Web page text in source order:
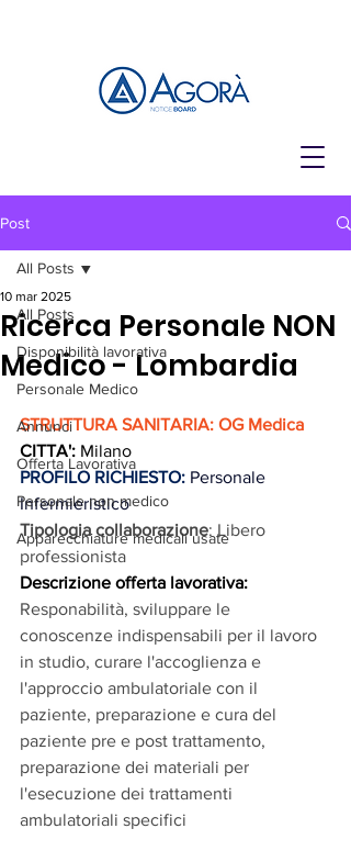
Post
All Posts
Disponibilità lavorativa
Personale Medico
Annunci
Offerta Lavorativa
Personale non medico
Apparecchiature medicali usate
All Posts
Ricerca Personale NON
Medico - Lombardia
10 mar 2025
STRUTTURA SANITARIA: OG Medica
CITTA': Milano
PROFILO RICHIESTO: Personale
Infermieristico
Tipologia collaborazione: Libero
professionista
Descrizione offerta lavorativa:
Responabilità, sviluppare le
conoscenze indispensabili per il lavoro
in studio, curare l'accoglienza e
l'approccio ambulatoriale con il
paziente, preparazione e cura del
paziente pre e post trattamento,
preparazione dei materiali per
l'esecuzione dei trattamenti
ambulatoriali specifici